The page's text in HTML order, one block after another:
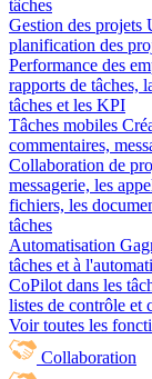
tâches
Gestion des projets
planification des
Performance des
rapports de tâches,
tâches et les KPI
Tâches mobiles
commentaires,
Collaboration de
messagerie, les
fichiers, les
tâches
Automatisation
tâches et à
CoPilot dans les
listes de contrôle et
Voir toutes les
Collaboration